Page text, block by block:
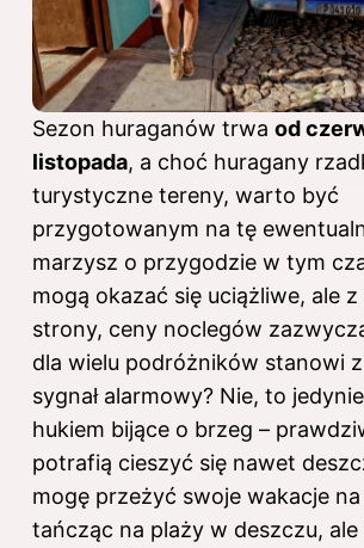
Sezon huraganów trwa od
listopada, a choć huragany
turystyczne tereny, warto być
przygotowanym na tę
marzysz o przygodzie w tym
mogą okazać się uciążliwe, ale z
strony, ceny noclegów
dla wielu podróżników stanowi
sygnał alarmowy? Nie, to
hukiem bijące o brzeg –
potrafią cieszyć się nawet
mogę przeżyć swoje wakacje na
tańcząc na plaży w deszczu,